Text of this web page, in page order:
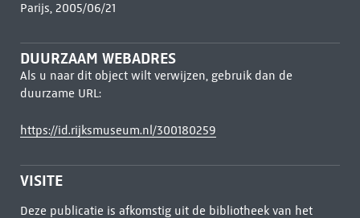
Parijs, 2005/06/21
DUURZAAM WEBADRES
Als u naar dit object wilt verwijzen, gebruik dan de
duurzame URL:
https://id.rijksmuseum.nl/300180259
VISITE
Deze publicatie is afkomstig uit de bibliotheek van het